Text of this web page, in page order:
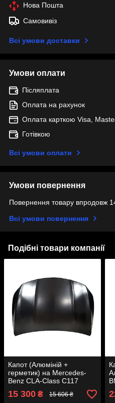
Нова Пошта
Самовивіз
Всі умови доставки
Умови оплати
Післяплата
Оплата на рахунок
Оплата карткою Visa,
Готівкою
Всі умови оплати
Умови повернення
Повернення товару впродовж
Всі умови повернення
Подібні товари компанії
Капот (Алюміній +
герметик) на Mercedes-
Benz CLA-Class C117
2013-2017 року
15 300 ₴ 15 606 ₴